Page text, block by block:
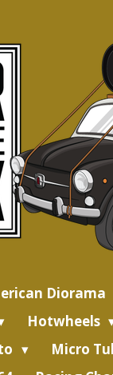
Diorama
Hotwheels
Micro